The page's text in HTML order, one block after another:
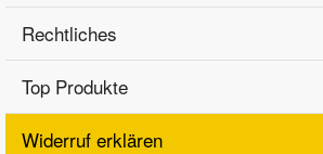
Rechtliches
Top Produkte
Widerruf erklären